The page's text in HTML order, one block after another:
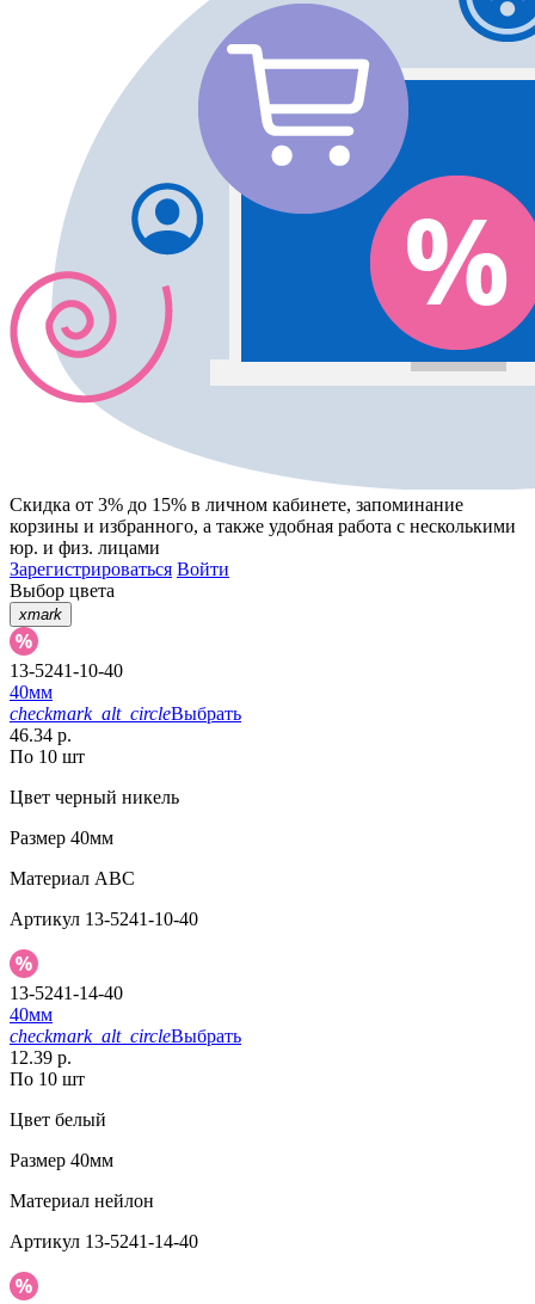
Скидка от 3% до 15% в личном кабинете, запоминание
корзины и избранного, а также удобная работа с несколькими
юр. и физ. лицами
Зарегистрироваться Войти
Выбор цвета
xmark
13-5241-10-40
40мм
checkmark_alt_circleВыбрать
46.34 р.
По 10 шт
Цвет черный никель
Размер 40мм
Материал АВС
Артикул 13-5241-10-40
13-5241-14-40
40мм
checkmark_alt_circleВыбрать
12.39 р.
По 10 шт
Цвет белый
Размер 40мм
Материал нейлон
Артикул 13-5241-14-40